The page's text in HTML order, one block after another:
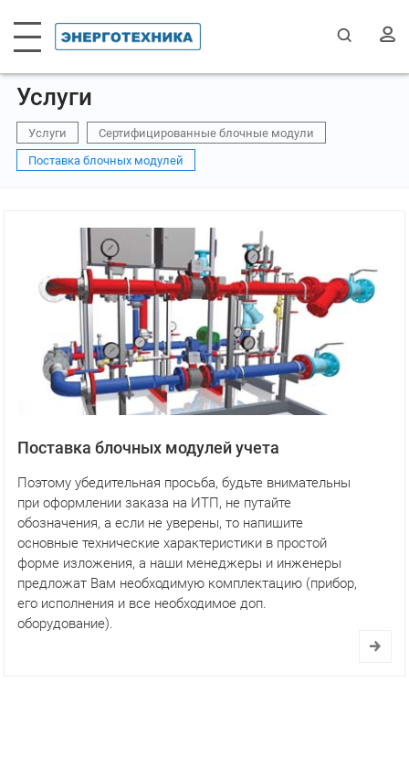
Услуги
Услуги
Сертифицированные блочные модули
Поставка блочных модулей
Поставка блочных модулей учета
Поэтому убедительная просьба, будьте внимательны
при оформлении заказа на ИТП, не путайте
обозначения, а если не уверены, то напишите
основные технические характеристики в простой
форме изложения, а наши менеджеры и инженеры
предложат Вам необходимую комплектацию (прибор,
его исполнения и все необходимое доп.
оборудование).